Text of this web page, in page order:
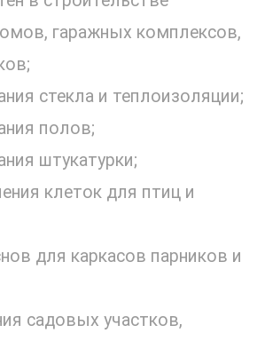
гаражных комплексов,
стекла и теплоизоляции;
полов;
штукатурки;
клеток для птиц и
для каркасов парников и
садовых участков,